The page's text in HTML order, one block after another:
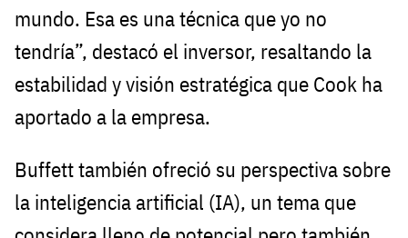
mundo. Esa es una técnica que yo no
tendría”, destacó el inversor, resaltando la
estabilidad y visión estratégica que Cook ha
aportado a la empresa.
Buffett también ofreció su perspectiva sobre
la inteligencia artificial (IA), un tema que